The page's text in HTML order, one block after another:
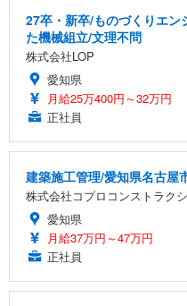
27卒・新卒/ものづくりエン
た機械組立/文理不問
株式会社LOP
愛知県
月給25万400円～32万円
正社員
建築施工管理/愛知県名古屋
株式会社コプロコンストラク
愛知県
月給37万円～47万円
正社員